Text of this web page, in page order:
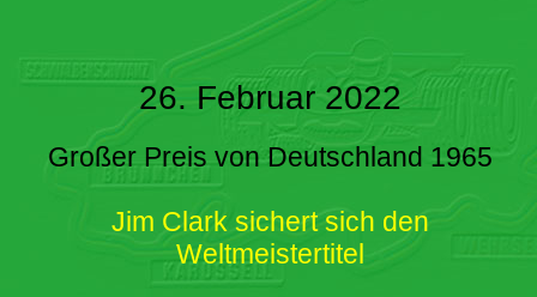
26. Februar 2022
Großer Preis von Deutschland 1965
Jim Clark sichert sich den
Weltmeistertitel